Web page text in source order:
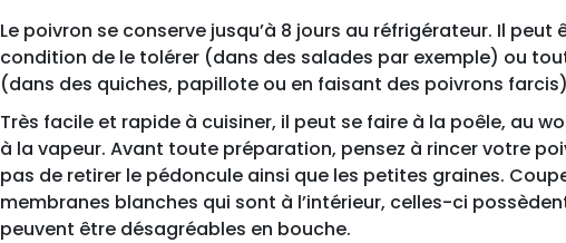
Le poivron se conserve jusqu’à 8 jours au réfrigérateur. Il
condition de le tolérer (dans des salades par exemple) ou
(dans des quiches, papillote ou en faisant des poivrons
Très facile et rapide à cuisiner, il peut se faire à la poêle, au
à la vapeur. Avant toute préparation, pensez à rincer votre
pas de retirer le pédoncule ainsi que les petites graines.
membranes blanches qui sont à l’intérieur, celles-ci
peuvent être désagréables en bouche.